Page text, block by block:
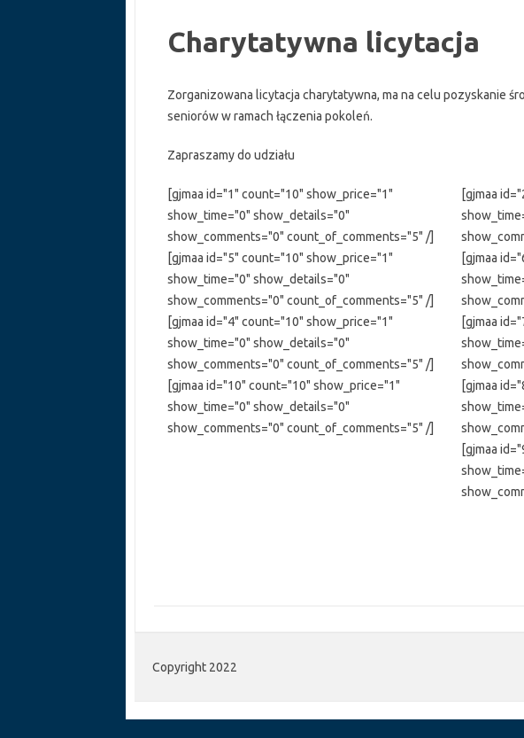
Charytatywna licytacja
Zorganizowana licytacja charytatywna, ma na celu pozyskanie
seniorów w ramach łączenia pokoleń.
Zapraszamy do udziału
[gjmaa id="1" count="10" show_price="1"
show_time="0" show_details="0"
show_comments="0" count_of_comments="5" /]
[gjmaa id="5" count="10" show_price="1"
show_time="0" show_details="0"
show_comments="0" count_of_comments="5" /]
[gjmaa id="4" count="10" show_price="1"
show_time="0" show_details="0"
show_comments="0" count_of_comments="5" /]
[gjmaa id="10" count="10" show_price="1"
show_time="0" show_details="0"
show_comments="0" count_of_comments="5" /]
[gjmaa
[gjmaa
[gjmaa
[gjmaa
[gjmaa
Copyright 2022